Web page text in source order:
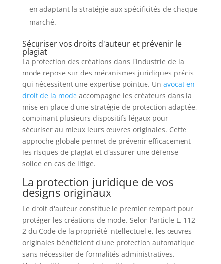
en adaptant la stratégie aux spécificités de chaque
marché.
Sécuriser vos droits d'auteur et prévenir le
plagiat
La protection des créations dans l'industrie de la
mode repose sur des mécanismes juridiques précis
qui nécessitent une expertise pointue. Un avocat en
droit de la modeaccompagne les créateurs dans la
mise en place d'une stratégie de protection adaptée,
combinant plusieurs dispositifs légaux pour
sécuriser au mieux leurs œuvres originales. Cette
approche globale permet de prévenir efficacement
les risques de plagiat et d'assurer une défense
solide en cas de litige.
La protection juridique de vos
designs originaux
Le droit d'auteur constitue le premier rempart pour
protéger les créations de mode. Selon l'article L. 112-
2 du Code de la propriété intellectuelle, les œuvres
originales bénéficient d'une protection automatique
sans nécessiter de formalités administratives.